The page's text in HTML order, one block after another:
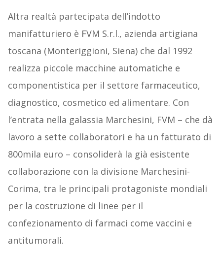
Altra realtà partecipata dell’indotto
manifatturiero è FVM S.r.l., azienda artigiana
toscana (Monteriggioni, Siena) che dal 1992
realizza piccole macchine automatiche e
componentistica per il settore farmaceutico,
diagnostico, cosmetico ed alimentare. Con
l’entrata nella galassia Marchesini, FVM – che dà
lavoro a sette collaboratori e ha un fatturato di
800mila euro – consoliderà la già esistente
collaborazione con la divisione Marchesini-
Corima, tra le principali protagoniste mondiali
per la costruzione di linee per il
confezionamento di farmaci come vaccini e
antitumorali.